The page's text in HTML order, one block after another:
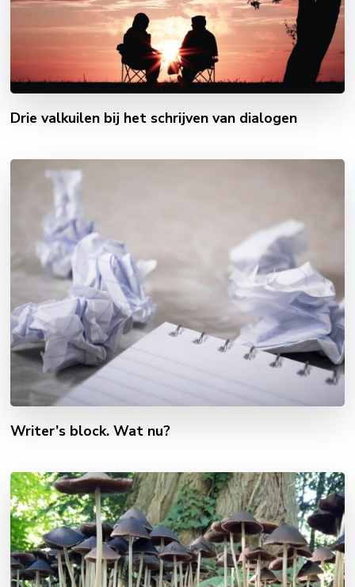
Drie valkuilen bij het schrijven van dialogen
Writer’s block. Wat nu?